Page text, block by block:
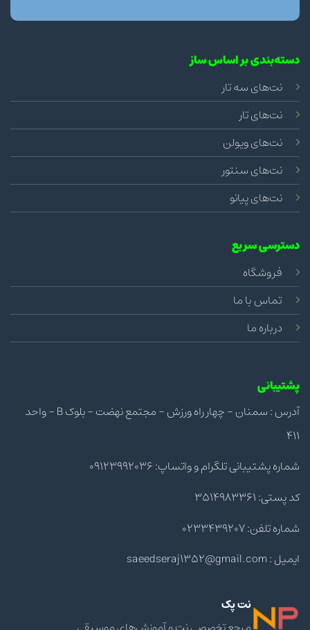
دسته‌بندی بر اساس ساز
نت‌های سه تار
نت‌های تار
نت‌های ویولن
نت‌های سنتور
نت‌های پیانو
دسترسی سریع
فروشگاه
تماس با ما
درباره ما
پشتیبانی
آدرس : سمنان - چهار راه ورزش - مجتمع نهضت - بلوک B - واحد
411
شماره پشتیبانی تلگرام و واتساپ: 09123992036
کد پستی: 3514983361
شماره تلفن: 0233439207
ایمیل : saeedseraj1352@gmail.com
نت پک